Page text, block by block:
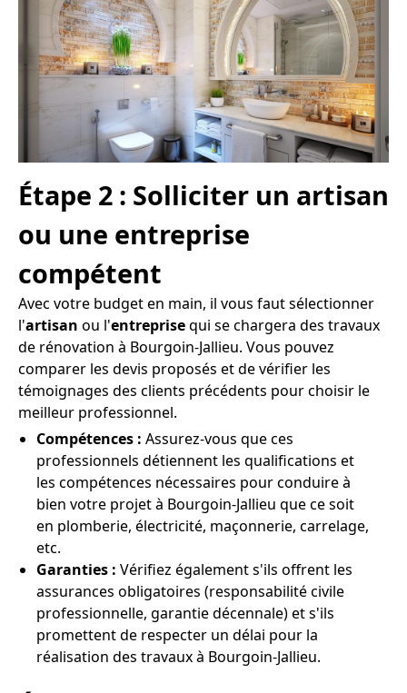
Étape 2 : Solliciter un artisan
ou une entreprise
compétent
Avec votre budget en main, il vous faut sélectionner
l'artisan ou l'entreprisequi se chargera des travaux
de rénovation à Bourgoin-Jallieu. Vous pouvez
comparer les devis proposés et de vérifier les
témoignages des clients précédents pour choisir le
meilleur professionnel.
Compétences : Assurez-vous que ces
professionnels détiennent les qualifications et
les compétences nécessaires pour conduire à
bien votre projet à Bourgoin-Jallieu que ce soit
en plomberie, électricité, maçonnerie, carrelage,
etc.
Garanties : Vérifiez également s'ils offrent les
assurances obligatoires (responsabilité civile
professionnelle, garantie décennale) et s'ils
promettent de respecter un délai pour la
réalisation des travaux à Bourgoin-Jallieu.